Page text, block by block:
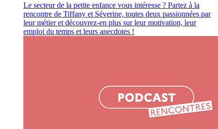
Le secteur de la petite enfance vous intéresse ? Partez à la
rencontre de Tiffany et Séverine, toutes deux passionnées par
leur métier et découvrez-en plus sur leur motivation, leur
emploi du temps et leurs anecdotes !